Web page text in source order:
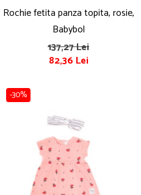
Rochie fetita panza topita, rosie,
Babybol
137,27 Lei
82,36 Lei
-30%